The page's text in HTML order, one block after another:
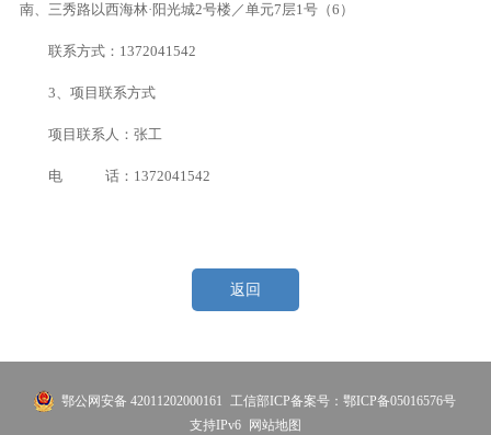
南、三秀路以西海林·阳光城2号楼／单元7层1号（6）
联系方式：1372041542
3、项目联系方式
项目联系人：张工
电 话：1372041542
返回
鄂公网安备 42011202000161
工信部ICP备案号：鄂ICP备05016576号
支持IPv6 网站地图